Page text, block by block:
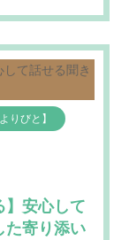
りびと】
】安心して
た寄り添い